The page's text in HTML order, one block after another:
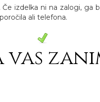
izdelka ni na zalogi,
ali telefona.